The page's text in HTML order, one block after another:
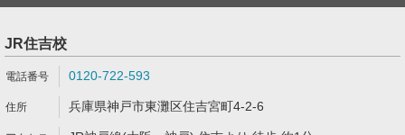
JR住吉校
0120-722-593
兵庫県神戸市東灘区住吉宮町4-2-6